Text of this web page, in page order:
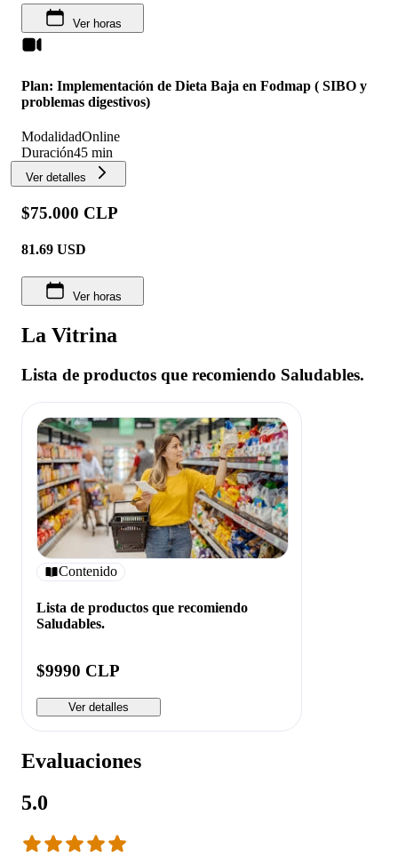
Ver horas
Plan: Implementación de Dieta Baja en Fodmap ( SIBO y
problemas digestivos)
ModalidadOnline
Duración45 min
Ver detalles
$75.000 CLP
81.69 USD
Ver horas
La Vitrina
Lista de productos que recomiendo Saludables.
Contenido
Lista de productos que recomiendo
Saludables.
$9990 CLP
Ver detalles
Evaluaciones
5.0